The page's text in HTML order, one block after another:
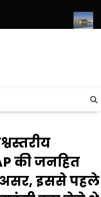
की जनहित
असर, इससे पहले